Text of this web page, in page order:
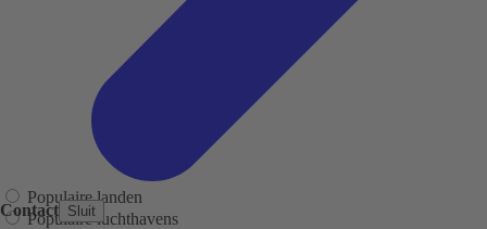
Contact Sluit
Populaire landen
Populaire luchthavens